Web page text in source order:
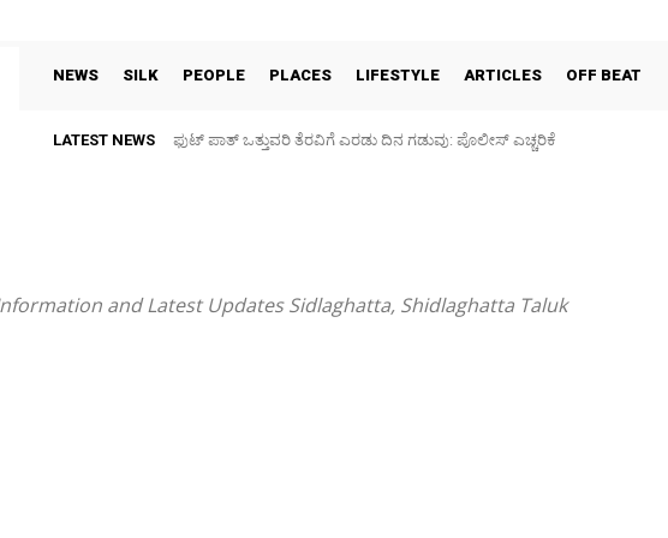
NEWS SILK PEOPLE PLACES LIFESTYLE ARTICLES OFF BEAT
LATEST NEWS ಫುಟ್‌ ಪಾತ್ ಒತ್ತುವರಿ ತೆರವಿಗೆ ಎರಡು ದಿನ ಗಡುವು: ಪೊಲೀಸ್ ಎಚ್ಚರಿಕೆ
and Latest Updates Sidlaghatta, Shidlaghatta Taluk